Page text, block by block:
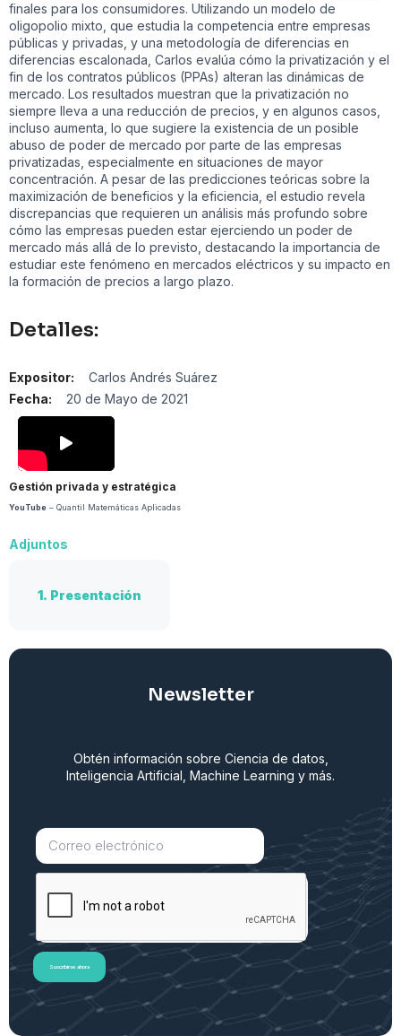
finales para los consumidores. Utilizando un modelo de
oligopolio mixto, que estudia la competencia entre empresas
públicas y privadas, y una metodología de diferencias en
diferencias escalonada, Carlos evalúa cómo la privatización y el
fin de los contratos públicos (PPAs) alteran las dinámicas de
mercado. Los resultados muestran que la privatización no
siempre lleva a una reducción de precios, y en algunos casos,
incluso aumenta, lo que sugiere la existencia de un posible
abuso de poder de mercado por parte de las empresas
privatizadas, especialmente en situaciones de mayor
concentración. A pesar de las predicciones teóricas sobre la
maximización de beneficios y la eficiencia, el estudio revela
discrepancias que requieren un análisis más profundo sobre
cómo las empresas pueden estar ejerciendo un poder de
mercado más allá de lo previsto, destacando la importancia de
estudiar este fenómeno en mercados eléctricos y su impacto en
la formación de precios a largo plazo.
Detalles:
Expositor:
Carlos Andrés Suárez
Fecha:
20 de Mayo de 2021
Gestión privada y estratégica
YouTube – Quantil Matemáticas Aplicadas
Adjuntos
1. Presentación
Newsletter
Obtén información sobre Ciencia de datos,
Inteligencia Artificial, Machine Learning y más.
Suscribirse ahora